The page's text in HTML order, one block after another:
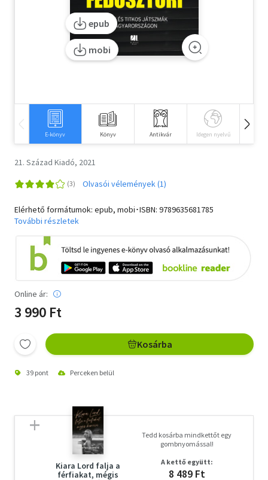
Társadalomtudomány
Természettudomány
epub
mobi
E-könyv Könyv Antikvár Idegen nyelvű
21. Század Kiadó, 2021
Olvasói vélemények (1)
Elérhető formátumok: epub, mobi･ISBN: 9789635681785
További részletek
Online ár:
3 990 Ft
Kosárba
39 pont Perceken belül
Kiara Lord falja a
férfiakat, mégis
Tedd kosárba mindkettőt egy
gombnyomással!
A kettő együtt:
8 489 Ft